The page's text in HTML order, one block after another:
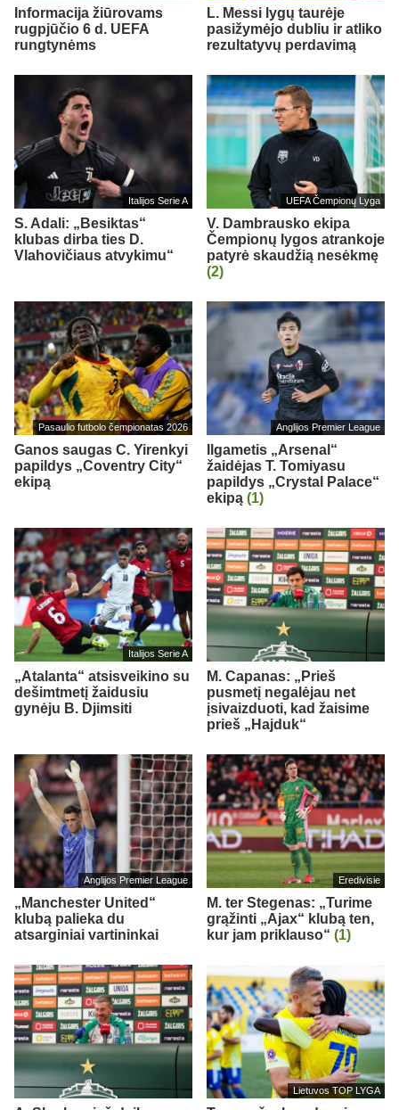
Informacija žiūrovams
rugpjūčio 6 d. UEFA
rungtynėms
L. Messi lygų taurėje
pasižymėjo dubliu ir atliko
rezultatyvų perdavimą
Italijos Serie A
S. Adali: „Besiktas“
klubas dirba ties D.
Vlahovičiaus atvykimu“
UEFA Čempionų Lyga
V. Dambrausko ekipa
Čempionų lygos atrankoje
patyrė skaudžią nesėkmę
(2)
Pasaulio futbolo čempionatas 2026
Ganos saugas C. Yirenkyi
papildys „Coventry City“
ekipą
Anglijos Premier League
Ilgametis „Arsenal“
žaidėjas T. Tomiyasu
papildys „Crystal Palace“
ekipą (1)
Italijos Serie A
„Atalanta“ atsisveikino su
dešimtmetį žaidusiu
gynėju B. Djimsiti
M. Capanas: „Prieš
pusmetį negalėjau net
įsivaizduoti, kad žaisime
prieš „Hajduk“
Anglijos Premier League
„Manchester United“
klubą palieka du
atsarginiai vartininkai
Eredivisie
M. ter Stegenas: „Turime
grąžinti „Ajax“ klubą ten,
kur jam priklauso“ (1)
Lietuvos TOP LYGA